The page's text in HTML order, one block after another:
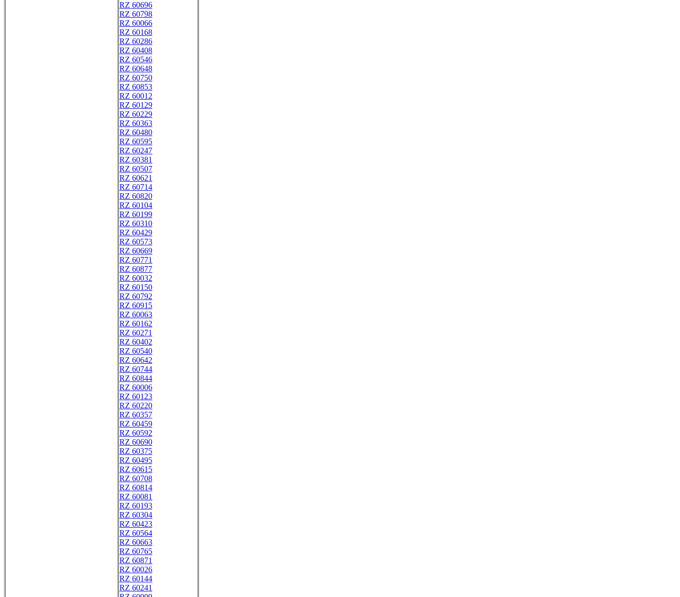
RZ 60696
RZ 60798
RZ 60066
RZ 60168
RZ 60286
RZ 60408
RZ 60546
RZ 60648
RZ 60750
RZ 60853
RZ 60012
RZ 60129
RZ 60229
RZ 60363
RZ 60480
RZ 60595
RZ 60247
RZ 60381
RZ 60507
RZ 60621
RZ 60714
RZ 60820
RZ 60104
RZ 60199
RZ 60310
RZ 60429
RZ 60573
RZ 60669
RZ 60771
RZ 60877
RZ 60032
RZ 60150
RZ 60792
RZ 60915
RZ 60063
RZ 60162
RZ 60271
RZ 60402
RZ 60540
RZ 60642
RZ 60744
RZ 60844
RZ 60006
RZ 60123
RZ 60220
RZ 60357
RZ 60459
RZ 60592
RZ 60690
RZ 60375
RZ 60495
RZ 60615
RZ 60708
RZ 60814
RZ 60081
RZ 60193
RZ 60304
RZ 60423
RZ 60564
RZ 60663
RZ 60765
RZ 60871
RZ 60026
RZ 60144
RZ 60241